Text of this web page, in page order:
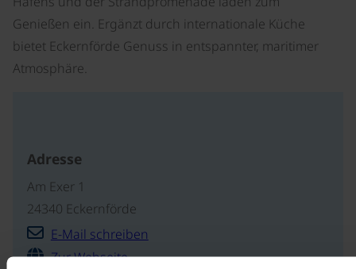
Genießen ein. Ergänzt durch internationale Küche
bietet Eckernförde Genuss in entspannter, maritimer
Atmosphäre.
Adresse
Am Exer 1
24340 Eckernförde
E-Mail schreiben
Zur Webseite